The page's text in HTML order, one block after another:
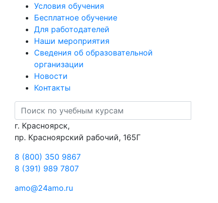
Условия обучения
Бесплатное обучение
Для работодателей
Наши мероприятия
Сведения об образовательной
организации
Новости
Контакты
г. Красноярск,
пр. Красноярский рабочий, 165Г
8 (800) 350 9867
8 (391) 989 7807
amo@24amo.ru